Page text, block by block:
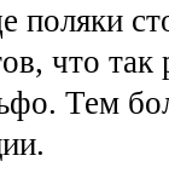
поляки
что
Тем